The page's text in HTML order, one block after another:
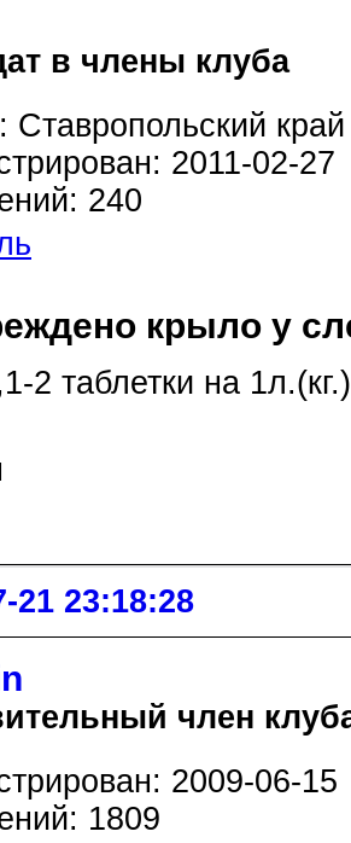
в члены клуба
Ставропольский край
2011-02-27
240
крыло у
2 таблетки на
21 23:18:28
член
2009-06-15
1809